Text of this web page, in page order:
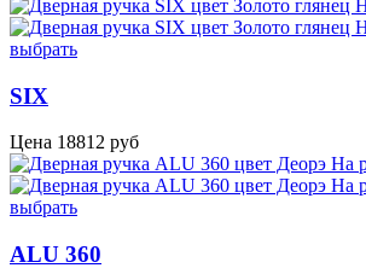
выбрать
SIX
Цена 18812 руб
выбрать
ALU 360